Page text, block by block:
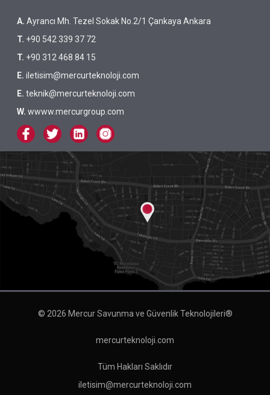
A. Ayrancı Mh. Tezel Sokak No.2/1 Çankaya Ankara
T. +90 542 339 37 72
T. +90 312 468 84 15
E. iletisim@mercurteknoloji.com
E. teknik@mercurteknoloji.com
W. wwww.mercurgroup.com
© 2026 Mercur Savunma ve Güvenlik Teknolojileri®
mercurteknoloji.com
Tüm Hakları Saklıdır
iletisim@mercurteknoloji.com